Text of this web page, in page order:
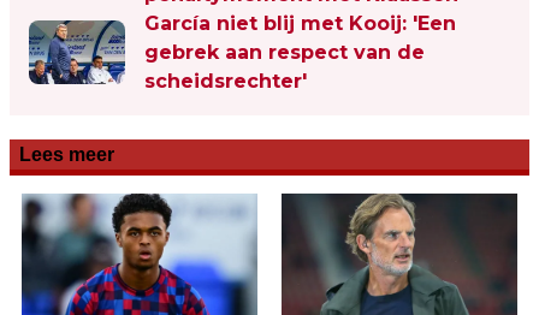
García niet blij met Kooij: 'Een
gebrek aan respect van de
scheidsrechter'